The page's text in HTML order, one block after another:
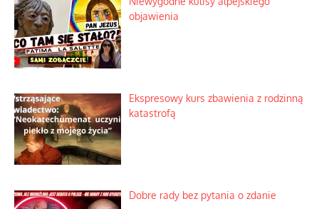
objawienia
Ekspresowy kurs zbawienia z rodzinną
katastrofą
Dobre rady bez pytania o zdanie